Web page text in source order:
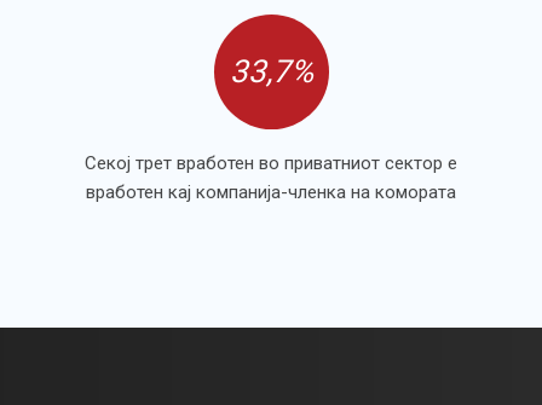
33,7%
Секој трет вработен во приватниот сектор е
вработен кај компанија-членка на комората